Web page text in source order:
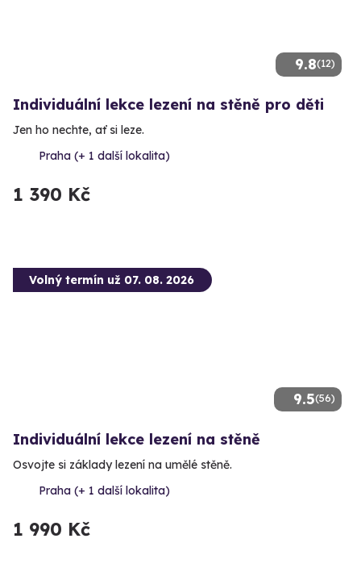
9.8(12)
Individuální lekce lezení na stěně pro děti
Jen ho nechte, ať si leze.
Praha (+ 1 další lokalita)
1 390 Kč
9.5(56)
Volný termín už 07. 08. 2026
Individuální lekce lezení na stěně
Osvojte si základy lezení na umělé stěně.
Praha (+ 1 další lokalita)
1 990 Kč